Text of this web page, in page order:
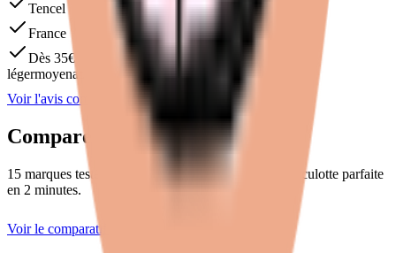
Tencel
France
Dès 35€
légermoyenabondant
Voir l'avis complet
Voir sur
Compare toutes les marques
15 marques testées et notées sur 6 critères. Trouve la culotte parfaite
en 2 minutes.
Voir le comparatif complet